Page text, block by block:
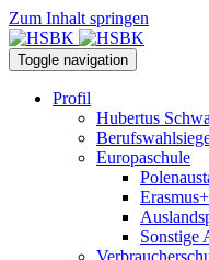
Zum Inhalt springen
Toggle navigation
Profil
Hubertus
Europaschule
Sonstige